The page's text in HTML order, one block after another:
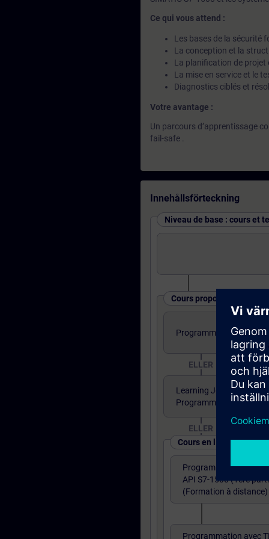
Ce qui vous attend :
Les bases de la sécurité
La conception et la
La planification de projet
La mise en service et le
Diagnostics ciblés et
Votre avantage :
Un parcours d’apprentissage
fail-safe .
Innehållsförteckning
Niveau de base : cours et
Cours proposés sous
Programmation TIA
ELLER
Learning Journey - TIA
Programmation partie 1
ELLER
Cours en ligne
Programmation avec
API S7-1500 (1ère
(Formation à distance)
Programmation avec